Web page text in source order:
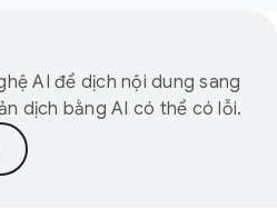
AI để dịch nội dung sang
dịch bằng AI có thể có lỗi.